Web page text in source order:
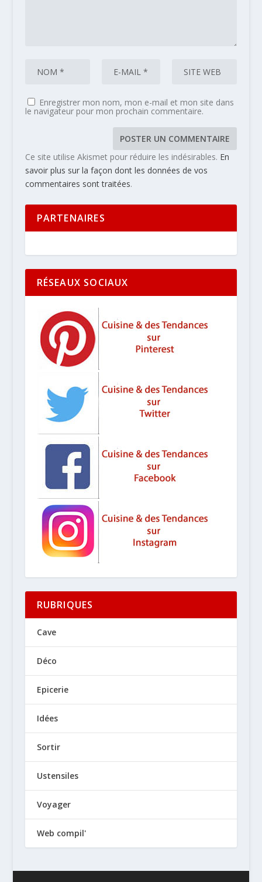
Enregistrer mon nom, mon e-mail et mon site dans
le navigateur pour mon prochain commentaire.
Ce site utilise Akismet pour réduire les indésirables. En
savoir plus sur la façon dont les données de vos
commentaires sont traitées.
PARTENAIRES
RÉSEAUX SOCIAUX
RUBRIQUES
Cave
Déco
Epicerie
Idées
Sortir
Ustensiles
Voyager
Web compil'